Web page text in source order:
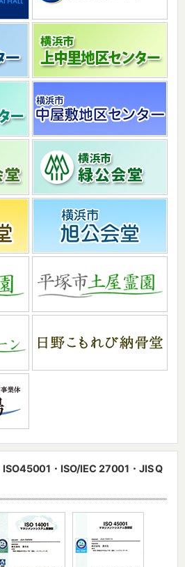
ISO45001・ISO/IEC 27001・ JIS Q